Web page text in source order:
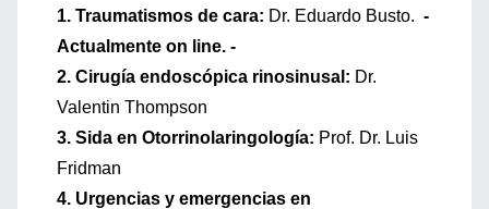
1. Traumatismos de cara: Dr. Eduardo Busto. -
Actualmente on line. -
2. Cirugía endoscópica rinosinusal: Dr.
Valentin Thompson
3. Sida en Otorrinolaringología: Prof. Dr. Luis
Fridman
4. Urgencias y emergencias en